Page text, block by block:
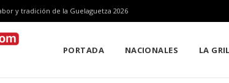
y tradición de la Guelaguetza 2026
PORTADA NACIONALES LA